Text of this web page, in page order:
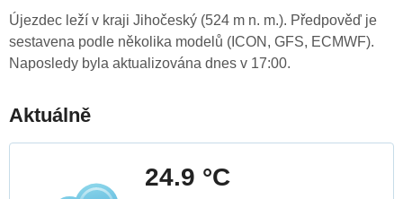
Újezdec leží v kraji Jihočeský (524 m n. m.). Předpověď je
sestavena podle několika modelů (ICON, GFS, ECMWF).
Naposledy byla aktualizována dnes v 17:00.
Aktuálně
24.9 °C